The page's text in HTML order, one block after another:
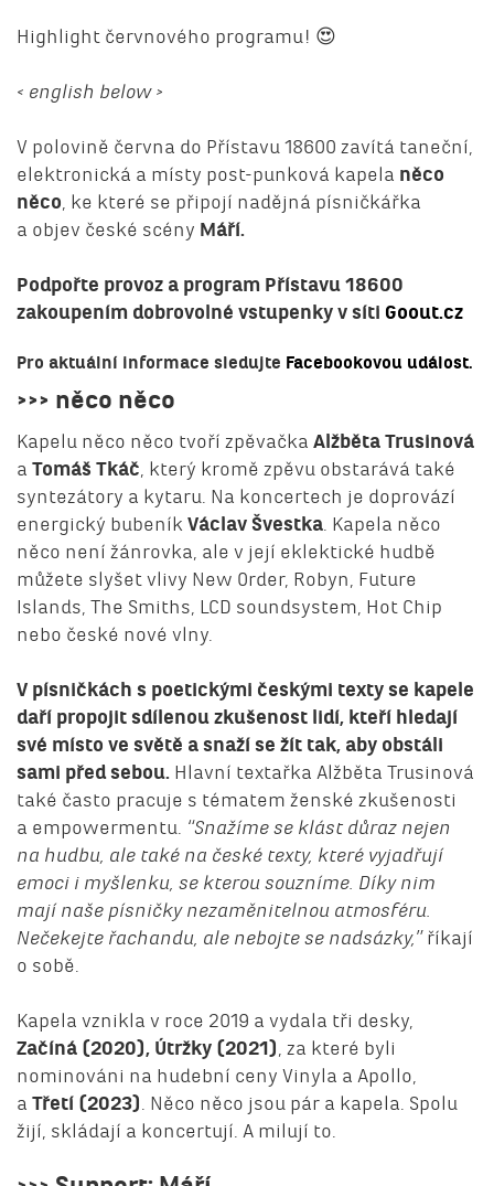
Highlight červnového programu! 😍
< english below >
V polovině června do Přístavu 18600 zavítá taneční,
elektronická a místy post-punková kapela něco
něco, ke které se připojí nadějná písničkářka
a objev české scény Máří.
Podpořte provoz a program Přístavu 18600
zakoupením dobrovolné vstupenky v síti Goout.cz
Pro aktuální informace sledujte Facebookovou událost.
>>> něco něco
Kapelu něco něco tvoří zpěvačka Alžběta Trusinová
a Tomáš Tkáč, který kromě zpěvu obstarává také
syntezátory a kytaru. Na koncertech je doprovází
energický bubeník Václav Švestka. Kapela něco
něco není žánrovka, ale v její eklektické hudbě
můžete slyšet vlivy New Order, Robyn, Future
Islands, The Smiths, LCD soundsystem, Hot Chip
nebo české nové vlny.
V písničkách s poetickými českými texty se kapele
daří propojit sdílenou zkušenost lidí, kteří hledají
své místo ve světě a snaží se žít tak, aby obstáli
sami před sebou. Hlavní textařka Alžběta Trusinová
také často pracuje s tématem ženské zkušenosti
a empowermentu. “Snažíme se klást důraz nejen
na hudbu, ale také na české texty, které vyjadřují
emoci i myšlenku, se kterou souzníme. Díky nim
mají naše písničky nezaměnitelnou atmosféru.
Nečekejte řachandu, ale nebojte se nadsázky,”říkají
o sobě.
Kapela vznikla v roce 2019 a vydala tři desky,
Začíná (2020), Útržky (2021), za které byli
nominováni na hudební ceny Vinyla a Apollo,
a Třetí (2023). Něco něco jsou pár a kapela. Spolu
žijí, skládají a koncertují. A milují to.